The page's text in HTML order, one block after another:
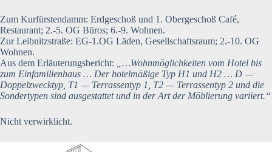
Zum Kurfürstendamm: Erdgeschoß und 1. Obergeschoß Café,
Restaurant; 2.-5. OG Büros; 6.-9. Wohnen.
Zur Leibnitzstraße: EG-1.OG Läden, Gesellschaftsraum; 2.-10. OG
Wohnen.
Aus dem Erläuterungsbericht:
„…Wohnmöglichkeiten vom Hotel bis
zum Einfamilienhaus … Der hotelmäßige Typ H1 und H2 … D —
Doppelzwecktyp, T1 — Terrassentyp 1, T2 — Terrassentyp 2 und die
Sondertypen sind ausgestattet und in der Art der Möblierung variiert.“
Nicht verwirklicht.